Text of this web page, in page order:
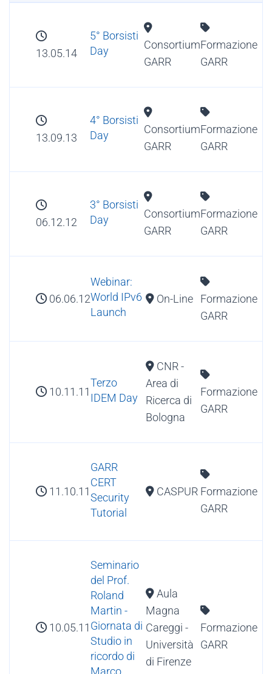
13.05.14
5° Borsisti
Day
Consortium
GARR
Formazione
GARR
13.09.13
4° Borsisti
Day
Consortium
GARR
Formazione
GARR
06.12.12
3° Borsisti
Day
Consortium
GARR
Formazione
GARR
06.06.12
Webinar:
World IPv6
Launch
On-Line
Formazione
GARR
10.11.11
Terzo
IDEM Day
CNR -
Area di
Ricerca di
Bologna
Formazione
GARR
11.10.11
GARR
CERT
Security
Tutorial
CASPUR Formazione
GARR
10.05.11
Seminario
del Prof.
Roland
Martin -
Giornata di
Studio in
ricordo di
Aula
Magna
Careggi -
Università
di Firenze
Formazione
GARR